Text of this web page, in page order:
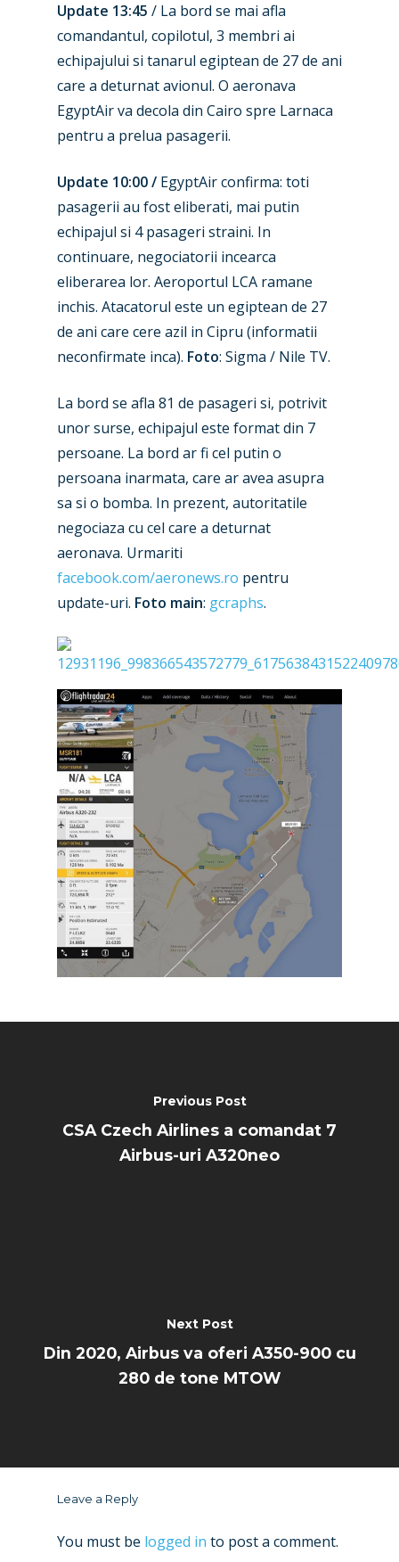
Update 13:45 / La bord se mai afla
comandantul, copilotul, 3 membri ai
echipajului si tanarul egiptean de 27 de ani
care a deturnat avionul. O aeronava
EgyptAirva decola din Cairo spre Larnaca
pentru a prelua pasagerii.
Update 10:00 / EgyptAir confirma: toti
pasagerii au fost eliberati, mai putin
echipajul si 4 pasageri straini. In
continuare, negociatorii incearca
eliberarea lor. Aeroportul LCA ramane
inchis. Atacatorul este un egiptean de 27
de ani care cere azil in Cipru (informatii
neconfirmate inca). Foto: Sigma / Nile TV.
La bord se afla 81 de pasageri si, potrivit
unor surse, echipajul este format din 7
persoane. La bord ar fi cel putin o
persoana inarmata, care ar avea asupra
sa si o bomba. In prezent, autoritatile
negociaza cu cel care a deturnat
aeronava. Urmariti
facebook.com/aeronews.ro pentru
update-uri. Foto main: gcraphs.
Previous Post
CSA Czech Airlines a comandat 7
Airbus-uri A320neo
Next Post
Din 2020, Airbus va oferi A350-900 cu
280 de tone MTOW
Leave a Reply
You must be logged in to post a comment.
New Routes
Industry
Accidents / Incidents
Airshows
Dubai 2025
Farnborough 2024
Paris 2023
Farnborough 2022
Dubai 2019
Paris 2019
Business Jets
Military
Trip Reports
Marketplace
Jobs